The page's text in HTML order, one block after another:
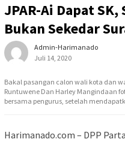
JPAR-Ai Dapat
Bukan Sekedar
Admin-Harimanado
Juli 14, 2020
Bakal pasangan calon wali kota dan
Runtuwene Dan Harley Mangindaan
bersama pengurus, setelah
Harimanado.com – DPP